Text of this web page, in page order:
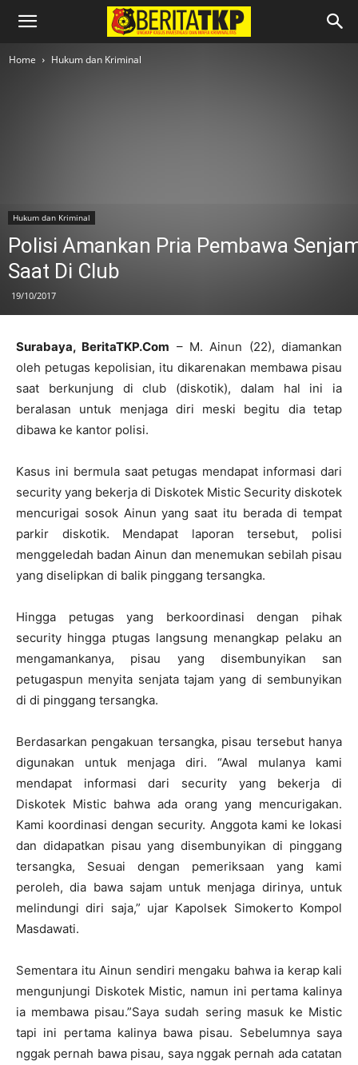
Home Hukum dan Kriminal
Hukum dan Kriminal
Polisi Amankan Pria Pembawa
Saat Di Club
19/10/2017
Surabaya, BeritaTKP.Com – M. Ainun (22), diamankan
oleh petugas kepolisian, itu dikarenakan membawa pisau
saat berkunjung di club (diskotik), dalam hal ini ia
beralasan untuk menjaga diri meski begitu dia tetap
dibawa ke kantor polisi.
Kasus ini bermula saat petugas mendapat informasi dari
security yang bekerja di Diskotek Mistic Security diskotek
mencurigai sosok Ainun yang saat itu berada di tempat
parkir diskotik. Mendapat laporan tersebut, polisi
menggeledah badan Ainun dan menemukan sebilah pisau
yang diselipkan di balik pinggang tersangka.
Hingga petugas yang berkoordinasi dengan pihak
security hingga ptugas langsung menangkap pelaku an
mengamankanya, pisau yang disembunyikan san
petugaspun menyita senjata tajam yang di sembunyikan
di di pinggang tersangka.
Berdasarkan pengakuan tersangka, pisau tersebut hanya
digunakan untuk menjaga diri. “Awal mulanya kami
mendapat informasi dari security yang bekerja di
Diskotek Mistic bahwa ada orang yang mencurigakan.
Kami koordinasi dengan security. Anggota kami ke lokasi
dan didapatkan pisau yang disembunyikan di pinggang
tersangka, Sesuai dengan pemeriksaan yang kami
peroleh, dia bawa sajam untuk menjaga dirinya, untuk
melindungi diri saja,” ujar Kapolsek Simokerto Kompol
Masdawati.
Sementara itu Ainun sendiri mengaku bahwa ia kerap kali
mengunjungi Diskotek Mistic, namun ini pertama kalinya
ia membawa pisau.”Saya sudah sering masuk ke Mistic
tapi ini pertama kalinya bawa pisau. Sebelumnya saya
nggak pernah bawa pisau, saya nggak pernah ada catatan